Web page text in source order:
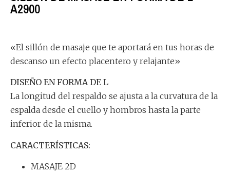
A2900
«El sillón de masaje que te aportará en tus horas de
descanso un efecto placentero y relajante»
DISEÑO EN FORMA DE L
La longitud del respaldo se ajusta a la curvatura de la
espalda desde el cuello y hombros hasta la parte
inferior de la misma.
CARACTERÍSTICAS:
MASAJE 2D